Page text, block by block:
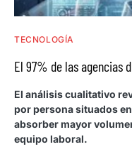
TECNOLOGÍA
El 97% de las agencias
El análisis cualitativo
por persona situados
absorber mayor
equipo laboral.